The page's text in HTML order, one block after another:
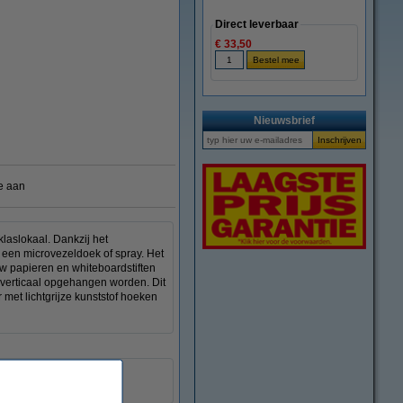
vergroten
aan
Dankzij het
microvezeldoek of spray. Het
papieren en whiteboardstiften
opgehangen worden. Dit
lichtgrijze kunststof hoeken
Direct leverbaar
€ 33,50
Nieuwsbrief